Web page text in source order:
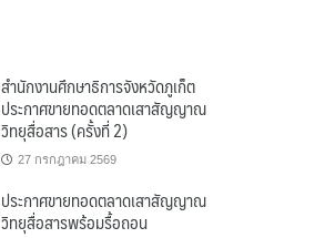
สำนักงานศึกษาธิการจังหวัดภูเก็ต
ประกาศขายทอดตลาดเสาสัญญาณ
วิทยุสื่อสาร (ครั้งที่ 2)
27 กรกฎาคม 2569
ประกาศขายทอดตลาดเสาสัญญาณ
วิทยุสื่อสารพร้อมรื้อถอน